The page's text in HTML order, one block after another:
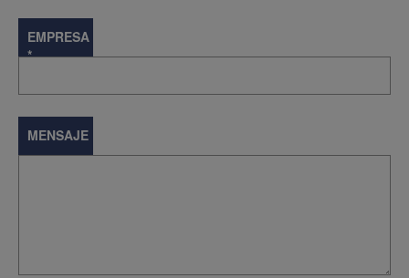
EMPRESA
*
MENSAJE